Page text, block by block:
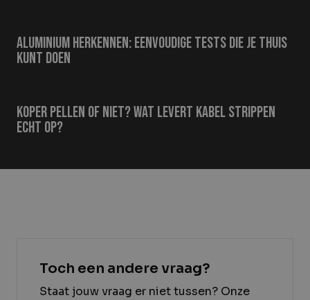
Aluminium herkennen: eenvoudige tests die je thuis
kunt doen
Koper pellen of niet? Wat levert kabel strippen
echt op?
Toch een andere vraag?
Staat jouw vraag er niet tussen? Onze